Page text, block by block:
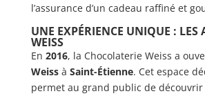
l’assurance d’un cadeau raffiné et
UNE EXPÉRIENCE UNIQUE : LES
WEISS
En 2016, la Chocolaterie Weiss a
Weissà Saint-Étienne. Cet espace
permet au grand public de découvrir